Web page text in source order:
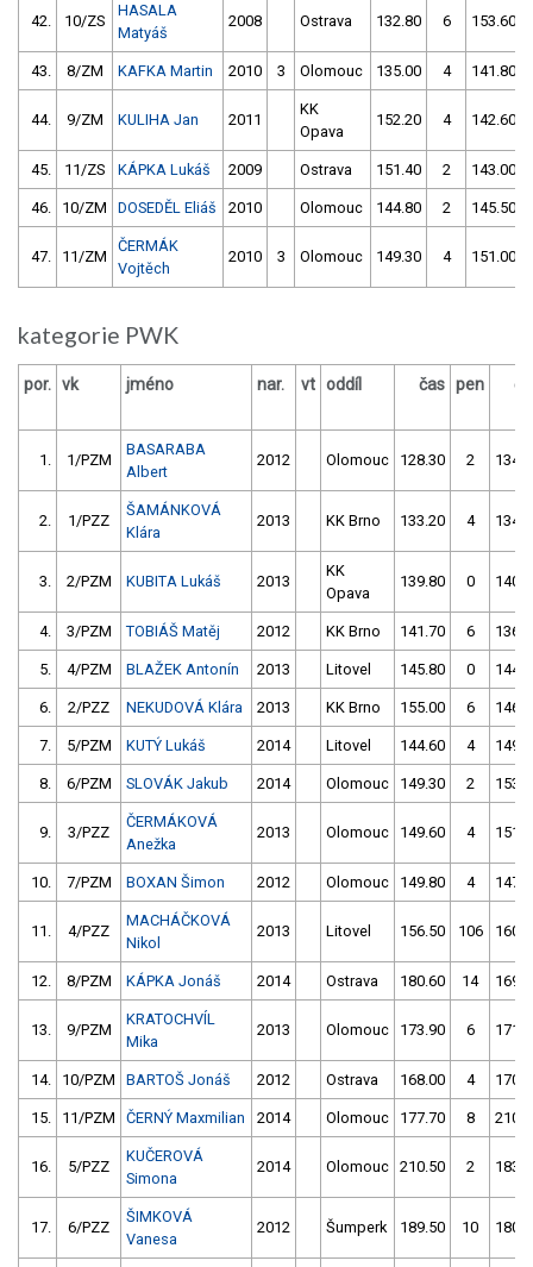
42. 10/ZS
HASALA
Matyáš
2008 Ostrava 132.80 6 153.60
43. 8/ZM KAFKA Martin 2010 3 Olomouc 135.00 4 141.80
44. 9/ZM KULIHA Jan 2011
KK
Opava
152.20 4 142.60
45. 11/ZS KÁPKA Lukáš 2009 Ostrava 151.40 2 143.00
46. 10/ZM DOSEDĚL Eliáš 2010 Olomouc 144.80 2 145.50
47. 11/ZM
ČERMÁK
Vojtěch
2010 3 Olomouc 149.30 4 151.00
kategorie PWK
por. vk jméno nar. vt oddíl čas pen
1. 1/PZM
BASARABA
Albert
2012 Olomouc 128.30 2
2. 1/PZZ
ŠAMÁNKOVÁ
Klára
2013 KK Brno 133.20 4
3. 2/PZM KUBITA Lukáš 2013
KK
Opava
139.80 0
4. 3/PZM TOBIÁŠ Matěj 2012 KK Brno 141.70 6
5. 4/PZM BLAŽEK Antonín 2013 Litovel 145.80 0
6. 2/PZZ NEKUDOVÁ Klára 2013 KK Brno 155.00 6
7. 5/PZM KUTÝ Lukáš 2014 Litovel 144.60 4
8. 6/PZM SLOVÁK Jakub 2014 Olomouc 149.30 2
9. 3/PZZ
ČERMÁKOVÁ
Anežka
2013 Olomouc 149.60 4
10. 7/PZM BOXAN Šimon 2012 Olomouc 149.80 4
11. 4/PZZ
MACHÁČKOVÁ
Nikol
2013 Litovel 156.50 106
12. 8/PZM KÁPKA Jonáš 2014 Ostrava 180.60 14
13. 9/PZM
KRATOCHVÍL
Mika
2013 Olomouc 173.90 6
14. 10/PZM BARTOŠ Jonáš 2012 Ostrava 168.00 4
15. 11/PZM ČERNÝ Maxmilian 2014 Olomouc 177.70 8
16. 5/PZZ
KUČEROVÁ
Simona
2014 Olomouc 210.50 2
17. 6/PZZ
ŠIMKOVÁ
Vanesa
2012 Šumperk 189.50 10